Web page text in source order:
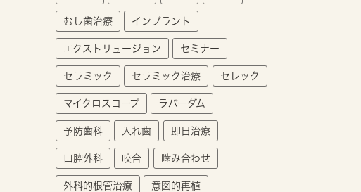
むし歯治療 インプラント
エクストリュージョン セミナー
セラミック セラミック治療 セレック
マイクロスコープ ラバーダム
予防歯科 入れ歯 即日治療
口腔外科 咬合 噛み合わせ
外科的根管治療 意図的再植